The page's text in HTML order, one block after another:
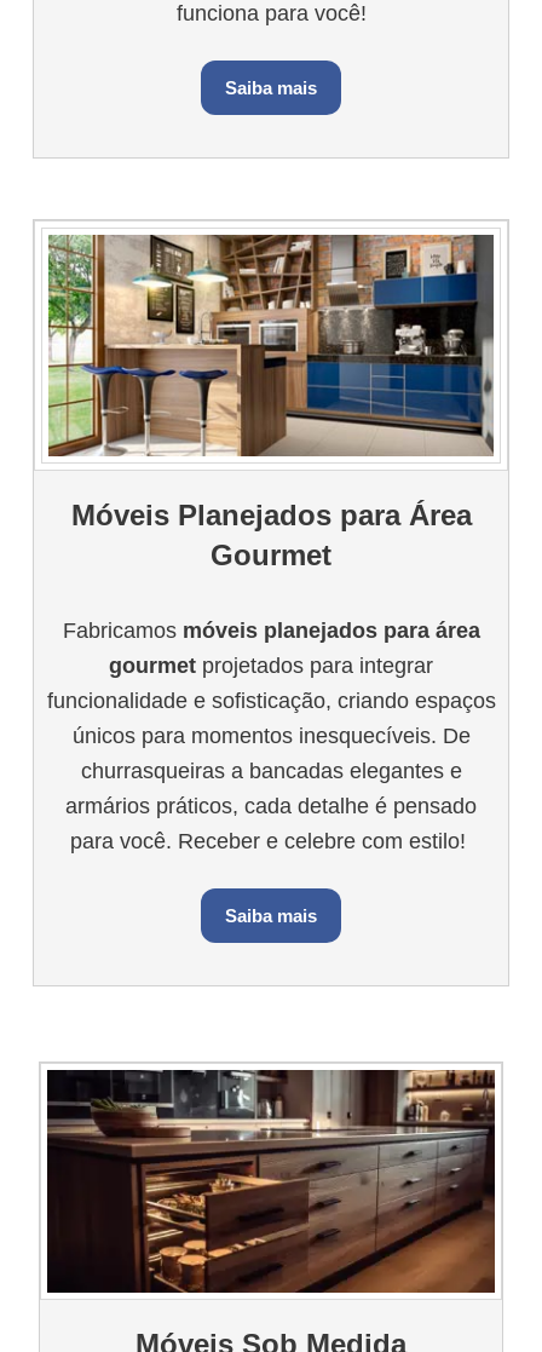
funciona para você!
Saiba mais
Móveis Planejados para Área
Gourmet
Fabricamos móveis planejados para área
gourmet projetados para integrar
funcionalidade e sofisticação, criando espaços
únicos para momentos inesquecíveis. De
churrasqueiras a bancadas elegantes e
armários práticos, cada detalhe é pensado
para você. Receber e celebre com estilo!
Saiba mais
Móveis Sob Medida